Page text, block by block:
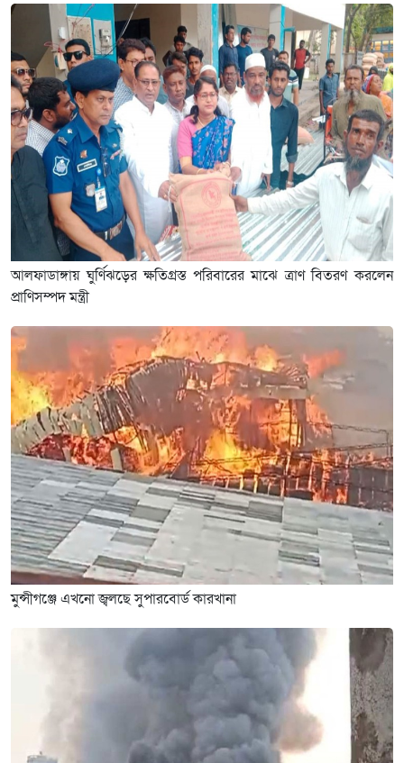
আলফাডাঙ্গায় ঘুর্ণিঝড়ের ক্ষতিগ্রস্ত পরিবারের মাঝে ত্রাণ বিতরণ করলেন
প্রাণিসম্পদ মন্ত্রী
মুন্সীগঞ্জে এখনো জ্বলছে সুপারবোর্ড কারখানা